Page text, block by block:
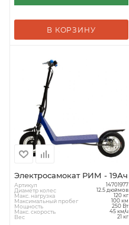
В КОРЗИНУ
Электросамокат РИМ - 19Ач
Артикул 14701977
Диаметр колес 12.5 дюймов
Макс. нагрузка 120 кг
Максимальный пробег 100 км
Мощность 250 Вт
Макс. скорость 45 км/ч
Вес 21 кг